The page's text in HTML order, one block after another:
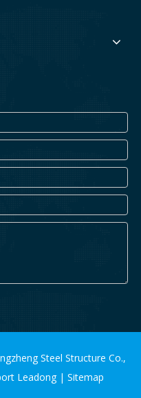
Steel Structure Co.,
Leadong | Sitemap